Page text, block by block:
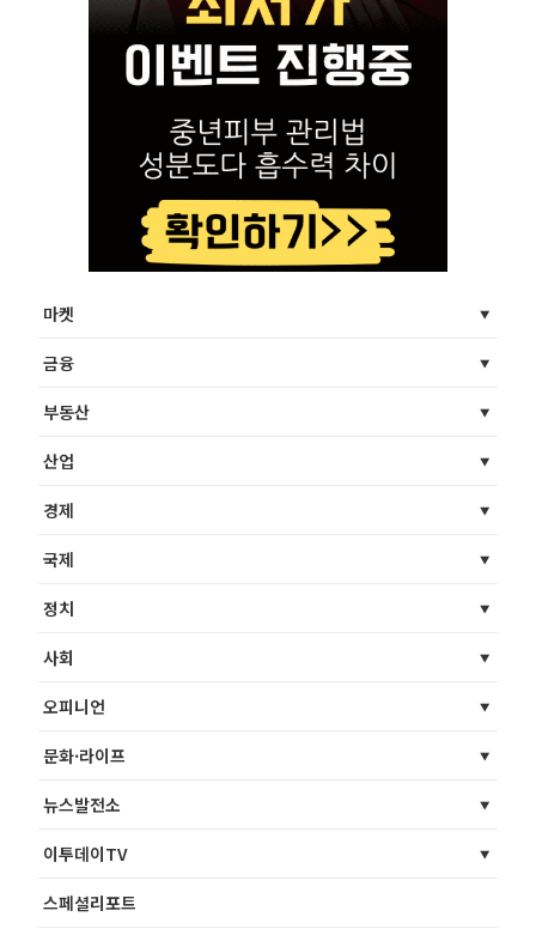
마켓
금융
부동산
산업
경제
국제
정치
사회
오피니언
문화·라이프
뉴스발전소
이투데이TV
스페셜리포트